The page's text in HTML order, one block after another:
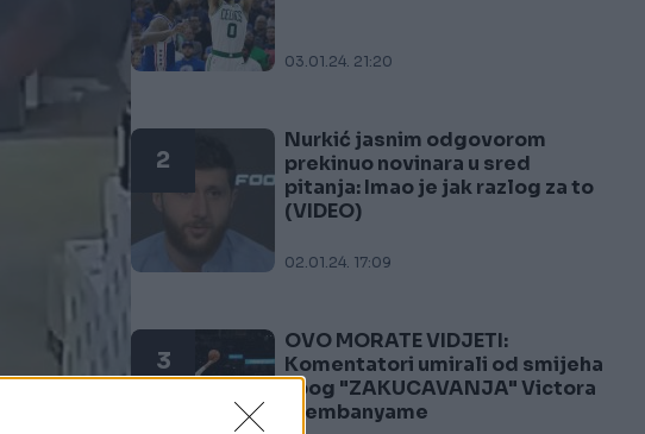
03.01.24. 21:20
2
Nurkić jasnim odgovorom
prekinuo novinara u sred
pitanja: Imao je jak razlog za to
(VIDEO)
02.01.24. 17:09
3
OVO MORATE VIDJETI:
Komentatori umirali od smijeha
zbog "ZAKUCAVANJA" Victora
Wembanyame